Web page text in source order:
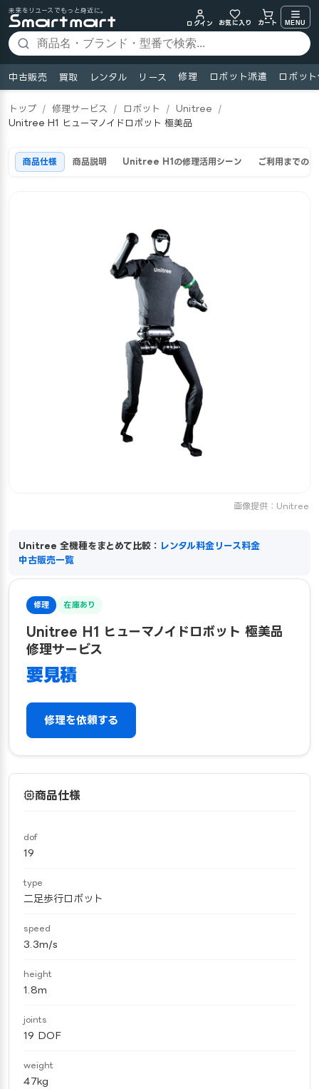
未来をリユースでもっと身近に。
ログイン
お気に入り カート MENU
中古販売 買取 レンタル リース 修理 ロボット派遣 ロボッ
トップ / 修理サービス / ロボット / Unitree
/
Unitree H1 ヒューマノイドロボット 極美品
商品仕様 商品説明 Unitree H1の修理活用シーン ご利用までの
画像提供：Unitree
Unitree 全機種をまとめて比較： レンタル料金 リース料金
中古販売一覧
修理 在庫あり
Unitree H1 ヒューマノイドロボット 極美品
修理サービス
要見積
修理を依頼する
商品仕様
dof
19
type
二足歩行ロボット
speed
3.3m/s
height
1.8m
joints
19 DOF
weight
47kg